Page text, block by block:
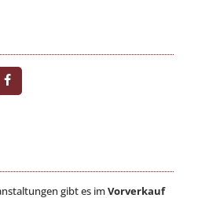
gibt es imVorverkauf